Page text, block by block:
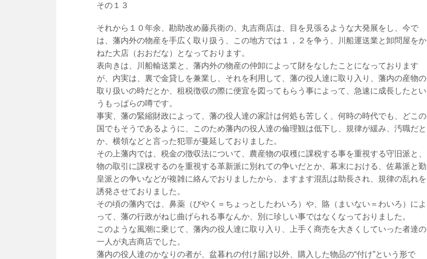
その１３
それから１０年余、勘助改め藤兵衛の、丸吉商店は、目を見張るような大発展をし、今で
は、藩内外の物産を手広く取り扱う、この地方では１，２を争う、川船運送業と卸問屋をか
ねた大店（おおだな）となっております。
表向きは、川船輸送業と、藩内外の物産の仲卸によって財をなしたことになっております
が、内実は、裏で金貸しを兼業し、それを利用して、藩の役人達に取り入り、藩内の産物の
取り扱いの時だとか、租税徴収の際に便宜を図ってもらう事によって、急速に成長したとい
うもっぱらの噂です。
事実、藩の緊縮財政によって、藩の役人達の家計は何処も苦しく、何時の時代でも、どこの
国でもそうであるように、このため藩内の役人達の倫理観は低下し、規律が緩み、汚職だと
か、横領などと言った犯罪が蔓延しておりました。
その上藩内では、税金の徴収法について、農産物の収穫に課税する事を重視する守旧派と、
物の取引に課税するのを重視する革新派に別れての争いだとか、幕末における、佐幕派と勤
皇派との争いなどが複雑に絡んでおりましたから、ますます混乱は助長され、規律の乱れを
誘発させておりました。
その頃の藩内では、鼻薬（びやく＝ちょっとしたわいろ）や、賂（まいない＝わいろ）によ
って、藩の行政がねじ曲げられる事なんか、別に珍しい事ではなくなっておりました。
このような風潮に乗じて、藩内の役人達に取り入り、上手く商売を大きくしていった者達の
一人が丸吉商店でした。
藩内の役人達のかなりの者が、盆暮れの付け届け以外、購入した物品の“付け”という形で